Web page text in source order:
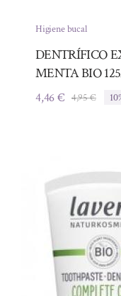
Higiene bucal
DENTRÍFICO
MENTA BIO
4,95€El
4,46€
El